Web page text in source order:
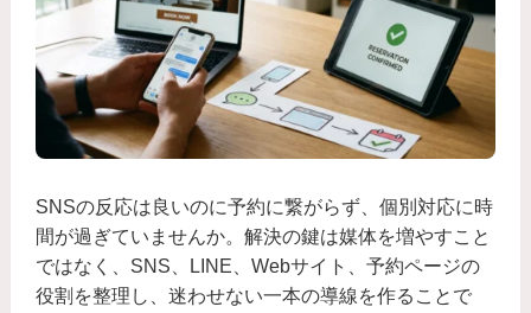
SNSの反応は良いのに予約に繋がらず、個別対応に時
間が過ぎていませんか。解決の鍵は媒体を増やすこと
ではなく、SNS、LINE、Webサイト、予約ページの
役割を整理し、迷わせない一本の導線を作ることで